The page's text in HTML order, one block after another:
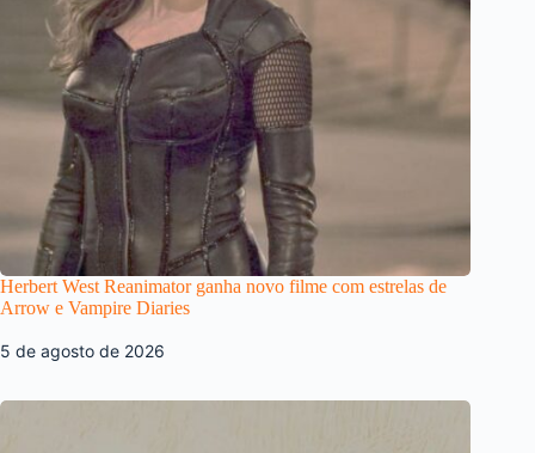
Herbert West Reanimator ganha novo filme com estrelas de
Arrow e Vampire Diaries
5 de agosto de 2026